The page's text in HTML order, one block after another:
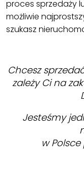
proces sprzedaży
możliwie
szukasz
Chcesz
zależy Ci na
Jesteśmy
w